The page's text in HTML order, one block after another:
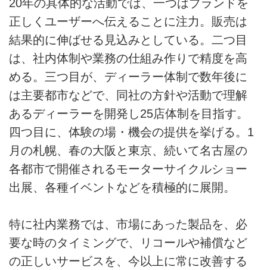
20年の具体的な活動では、一つはブランドを
正しくユーザーへ伝えることに注力。販売は
結果的に伸ばせる見込みとしている。二つ目
は、社内体制や業務の仕組み作りで精度を高
める。三つ目が、ディーラー体制で数年後に
は主要都市などで、同社の方針や活動で理解
あるディーラーを開発し25店体制を目指す。
四つ目に、体験の場・機会の提供を挙げる。1
月の札幌、春の大阪と東京、続いて名古屋の
各都市で開催されるモーターサイクルショー
出展、各種イベントなどを積極的に展開。
特に社内業務では、市場にあった製品を、必
要な時のタイミングで、リコールや補償など
の正しいサービスを、今以上に常に改善する